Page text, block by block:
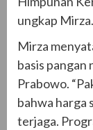
ungkap Mirza.
Mirza
basis pangan
Prabowo.
bahwa harga
terjaga.